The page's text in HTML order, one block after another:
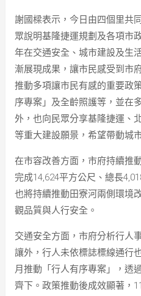
謝國樑表示，今日由四個里共
眾說明基隆捷運規劃及各項市
年在交通安全、城市建設及生
漸展現成果，讓市民感受到市
推動多項讓市民有感的重要政
序專案」及全齡照護等，並在
外，也向民眾分享基隆捷運、
等重大建設願景，希望帶動城
在市容改善方面，市府持續推
完成14,624平方公尺、總長
也將持續推動田寮河兩側環境
觀品質與人行安全。
交通安全方面，市府分析行人
讓外，行人未依標誌標線通行
月推動「行人有序專案」，透
齊下。政策推動後成效顯著，